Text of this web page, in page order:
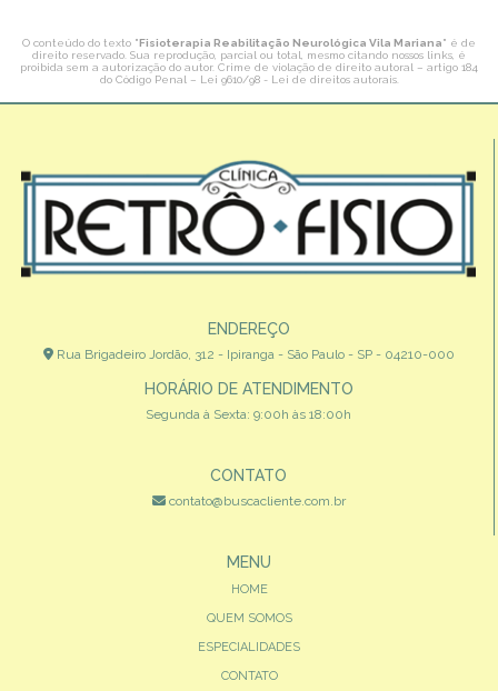
O conteúdo do texto "Fisioterapia Reabilitação Neurológica Vila Mariana" é de
direito reservado. Sua reprodução, parcial ou total, mesmo citando nossos links, é
proibida sem a autorização do autor. Crime de violação de direito autoral – artigo 184
do Código Penal – Lei 9610/98 - Lei de direitos autorais.
ENDEREÇO
Rua Brigadeiro Jordão, 312 - Ipiranga - São Paulo - SP - 04210-000
HORÁRIO DE ATENDIMENTO
Segunda à Sexta: 9:00h às 18:00h
CONTATO
contato@buscacliente.com.br
MENU
HOME
QUEM SOMOS
ESPECIALIDADES
CONTATO